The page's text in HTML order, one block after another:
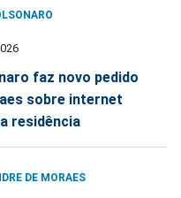
faz novo pedido
sobre internet
residência
DE MORAES